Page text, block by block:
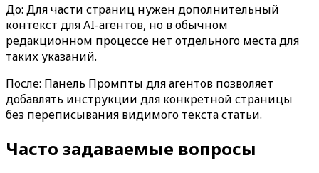
До: Для части страниц нужен дополнительный
контекст для AI-агентов, но в обычном
редакционном процессе нет отдельного места для
таких указаний.
После: Панель Промпты для агентов позволяет
добавлять инструкции для конкретной страницы
без переписывания видимого текста статьи.
Часто задаваемые вопросы